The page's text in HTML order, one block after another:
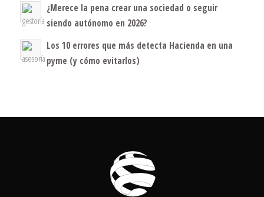
¿Merece la pena crear una sociedad o seguir
siendo autónomo en 2026?
Los 10 errores que más detecta Hacienda en una
pyme (y cómo evitarlos)